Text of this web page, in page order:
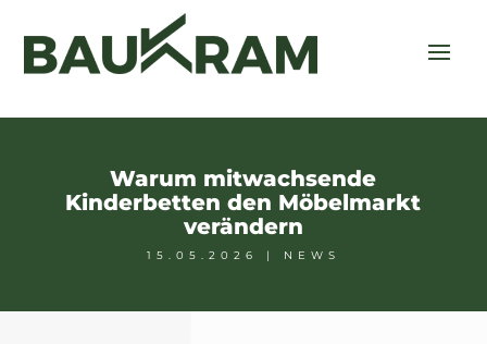
Warum mitwachsende
Kinderbetten den Möbelmarkt
verändern
15.05.2026 | NEWS